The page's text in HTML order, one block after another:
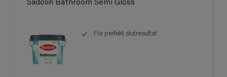
Sadolin Bathroom Semi Gloss
För perfekt slutresultat